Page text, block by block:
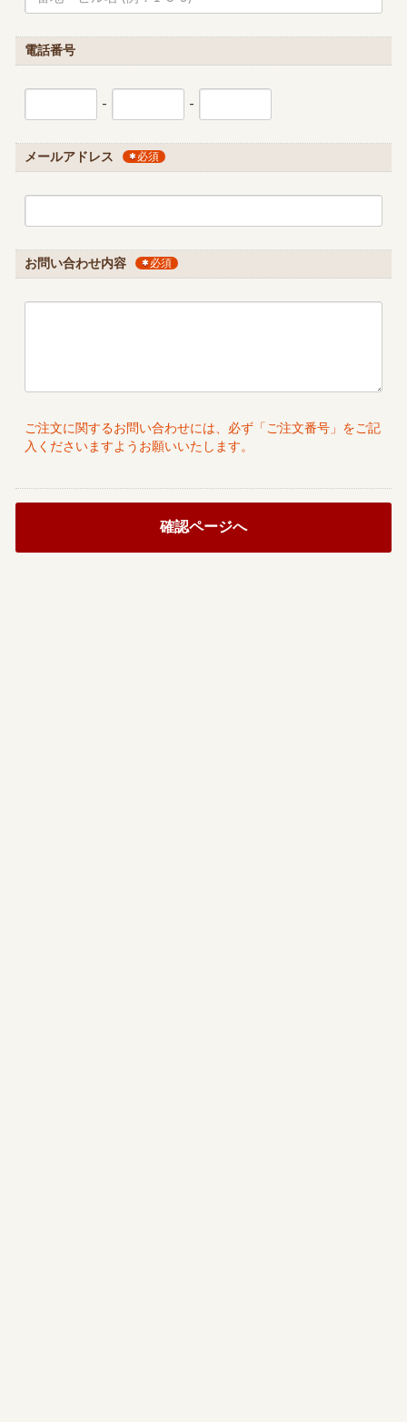
電話番号
- -
メールアドレス 必須
お問い合わせ内容 必須
ご注文に関するお問い合わせには、必ず「ご注文番号」をご記
入くださいますようお願いいたします。
確認ページへ